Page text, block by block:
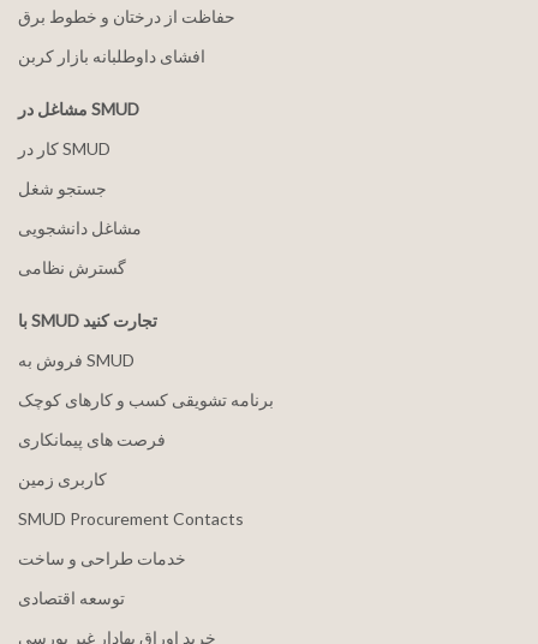
حفاظت از درختان و خطوط برق
افشای داوطلبانه بازار کربن
مشاغل در SMUD
کار در SMUD
جستجو شغل
مشاغل دانشجویی
گسترش نظامی
با SMUD تجارت کنید
فروش به SMUD
برنامه تشویقی کسب و کارهای کوچک
فرصت های پیمانکاری
کاربری زمین
SMUD Procurement Contacts
خدمات طراحی و ساخت
توسعه اقتصادی
خرید اوراق بهادار غیر بورسی